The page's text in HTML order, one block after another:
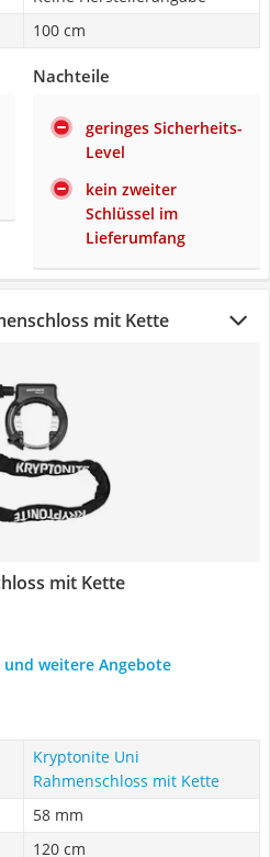
100 cm
Nachteile
geringes Sicherheits-
Level
kein zweiter
Schlüssel im
Lieferumfang
mit Kette
mit Kette
und weitere Angebote
Kryptonite Uni
Rahmenschloss mit Kette
58 mm
120 cm